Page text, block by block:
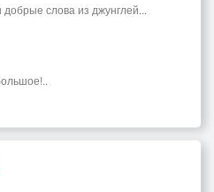
слова из джунглей...